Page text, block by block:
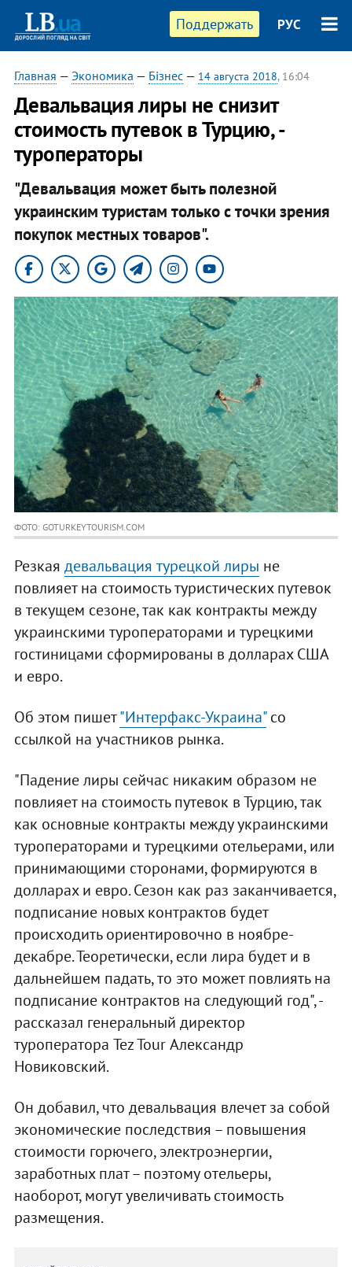
Поддержать РУС
Главная — Экономика — Бізнес— 14 августа 2018, 16:04
Девальвация лиры не снизит
стоимость путевок в Турцию, -
туроператоры
"Девальвация может быть полезной
украинским туристам только с точки зрения
покупок местных товаров".
ФОТО: GOTURKEYTOURISM.COM
Резкая девальвация турецкой лиры не
повлияет на стоимость туристических путевок
в текущем сезоне, так как контракты между
украинскими туроператорами и турецкими
гостиницами сформированы в долларах США
и евро.
Об этом пишет"Интерфакс-Украина"со
ссылкой на участников рынка.
"Падение лиры сейчас никаким образом не
повлияет на стоимость путевок в Турцию, так
как основные контракты между украинскими
туроператорами и турецкими отельерами, или
принимающими сторонами, формируются в
долларах и евро. Сезон как раз заканчивается,
подписание новых контрактов будет
происходить ориентировочно в ноябре-
декабре. Теоретически, если лира будет и в
дальнейшем падать, то это может повлиять на
подписание контрактов на следующий год", -
рассказал генеральный директор
туроператора Tez Tour Александр
Новиковский.
Он добавил, что девальвация влечет за собой
экономические последствия – повышения
стоимости горючего, электроэнергии,
заработных плат – поэтому отельеры,
наоборот, могут увеличивать стоимость
размещения.